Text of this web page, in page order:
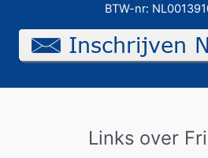
BTW-nr:
Links over